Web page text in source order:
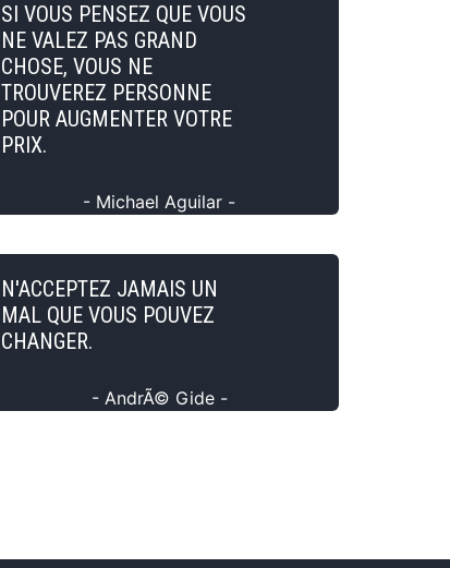
SI VOUS PENSEZ QUE VOUS
NE VALEZ PAS GRAND
CHOSE, VOUS NE
TROUVEREZ PERSONNE
POUR AUGMENTER VOTRE
PRIX.
- Michael Aguilar -
N'ACCEPTEZ JAMAIS UN
MAL QUE VOUS POUVEZ
CHANGER.
- AndrÃ© Gide -